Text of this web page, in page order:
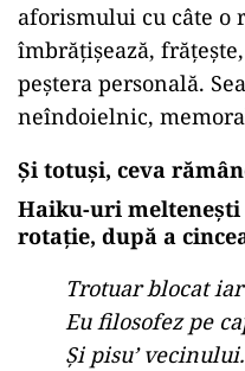
aforismului cu câte o
îmbrățișează,
peștera personală.
neîndoielnic,
Și totuși, ceva
Haiku-uri meltenești
rotație, după a
Trotuar blocat iar
Eu filosofez pe
Și pisu’ vecinului.